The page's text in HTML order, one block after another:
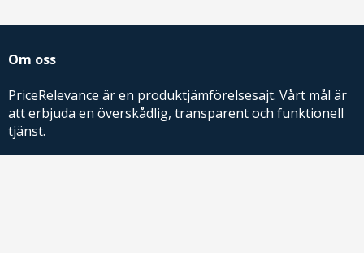
Om oss
PriceRelevance är en produktjämförelsesajt. Vårt mål är
att erbjuda en överskådlig, transparent och funktionell
tjänst.
PriceRelevance ägs och drivs av AdRelevance Sverige AB.